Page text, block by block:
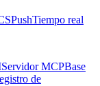
PushTiempo real
Servidor MCPBase
de